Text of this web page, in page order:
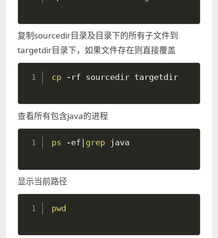
复制sourcedir目录及目录下的所有子文件到
targetdir目录下，如果文件存在则直接覆盖
cp -rf sourcedir targetdir
查看所有包含java的进程
ps -ef grep
显示当前路径
pwd